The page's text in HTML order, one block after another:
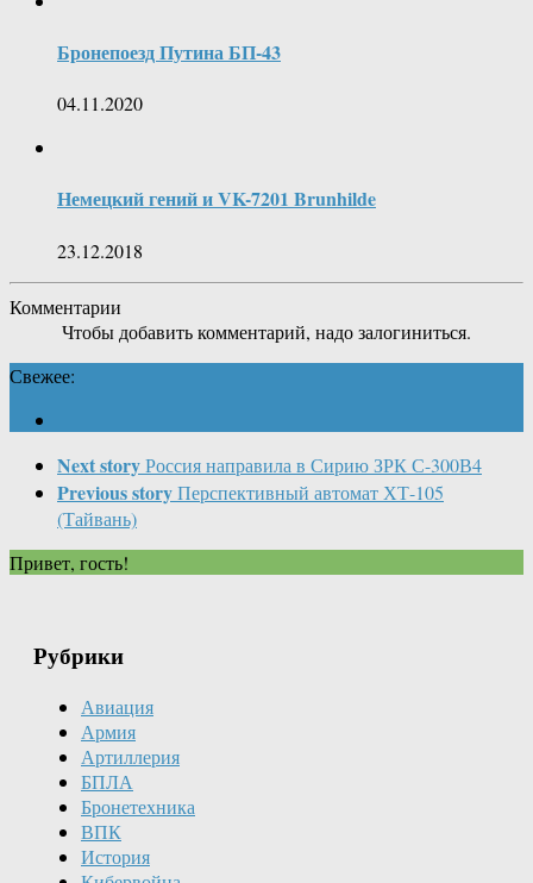
Бронепоезд Путина БП-43
04.11.2020
Немецкий гений и VK-7201 Brunhilde
23.12.2018
Комментарии
Чтобы добавить комментарий, надо залогиниться.
Свежее:
Next storyРоссия направила в Сирию ЗРК С-300В4
Previous storyПерспективный автомат ХТ-105
(Тайвань)
Привет, гость!
Рубрики
Авиация
Армия
Артиллерия
БПЛА
Бронетехника
ВПК
История